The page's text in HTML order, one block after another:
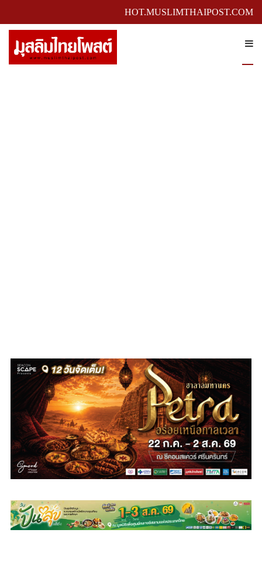
HOT.MUSLIMTHAIPOST.COM